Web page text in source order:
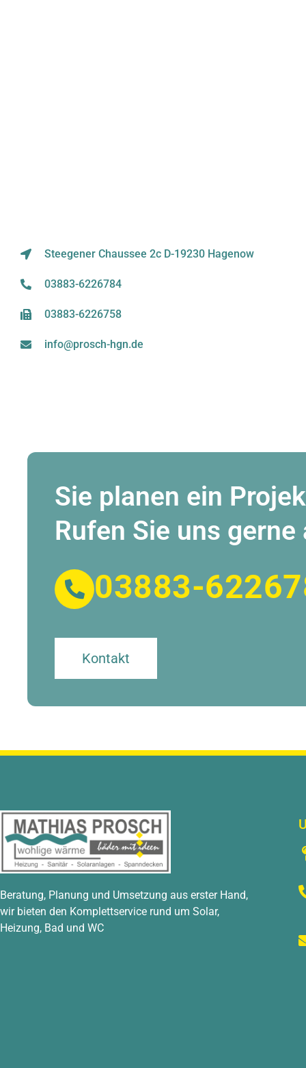
Steegener Chaussee 2c D-19230 Hagenow
03883-6226784
03883-6226758
info@prosch-hgn.de
Sie planen ein
Rufen Sie uns gerne
03883-
Kontakt
Beratung, Planung und Umsetzung aus erster Hand,
wir bieten den Komplettservice rund um Solar,
Heizung, Bad und WC